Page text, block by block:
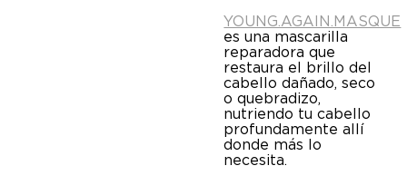
YOUNG.AGAIN.MASQUE
es una mascarilla
reparadora que
restaura el brillo del
cabello dañado, seco
o quebradizo,
nutriendo tu cabello
profundamente allí
donde más lo
necesita.